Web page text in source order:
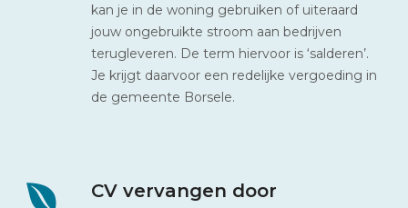
kan je in de woning gebruiken of uiteraard
jouw ongebruikte stroom aan bedrijven
terugleveren. De term hiervoor is ‘salderen’.
Je krijgt daarvoor een redelijke vergoeding in
de gemeente Borsele.
CV vervangen door